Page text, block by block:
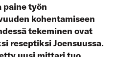
paine työn
kohentamiseen
tekeminen ovat
reseptiksi Joensuussa.